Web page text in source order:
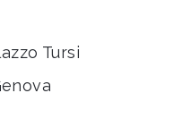
Tursi